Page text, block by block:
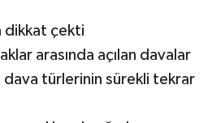
dikkat çekti
arasında açılan davalar
türlerinin sürekli tekrar